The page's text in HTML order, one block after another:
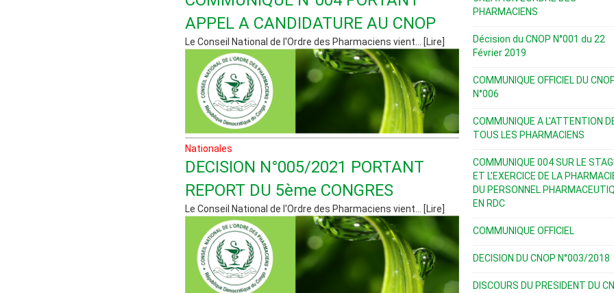
APPEL A CANDIDATURE AU CNOP
Le Conseil National de l'Ordre des Pharmaciens vient... [Lire]
Nationales
DECISION N°005/2021 PORTANT
REPORT DU 5ème CONGRES
Le Conseil National de l'Ordre des Pharmaciens vient... [Lire]
PHARMACIENS
Décision du CNOP N°001 du 22
Février 2019
COMMUNIQUE OFFICIEL DU
N°006
COMMUNIQUE A L'ATTENTION
TOUS LES PHARMACIENS
COMMUNIQUE 004 SUR LE
ET L'EXERCICE DE LA
DU PERSONNEL
EN RDC
COMMUNIQUE OFFICIEL
DECISION DU CNOP N°003/2018
DISCOURS DU PRESIDENT DU